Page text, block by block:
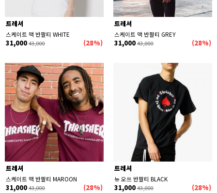
트레셔
스케이트 맥 반팔티 WHITE
31,000 43,000 (28%)
트레셔
스케이트 맥 반팔티 GREY
31,000 43,000 (28%)
트레셔
스케이트 맥 반팔티 MAROON
31,000 43,000 (28%)
트레셔
뉴 오쓰 반팔티 BLACK
31,000 43,000 (28%)